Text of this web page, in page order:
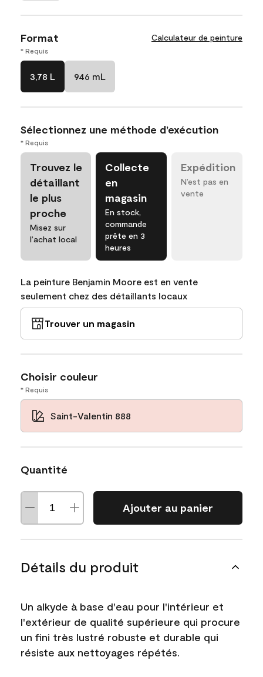
Format Calculateur de peinture
* Requis
3,78 L 946 mL
Sélectionnez une méthode d’exécution
* Requis
Trouvez le
détaillant
le plus
proche
Misez sur
l’achat local
Collecte
en
magasin
En stock,
commande
prête en 3
heures
Expédition
N’est pas en
vente
La peinture Benjamin Moore est en vente
seulement chez des détaillants locaux
Trouver un magasin
Choisir couleur
* Requis
Saint-Valentin 888
Quantité
Ajouter au panier
Détails du produit
Un alkyde à base d'eau pour l'intérieur et
l'extérieur de qualité supérieure qui procure
un fini très lustré robuste et durable qui
résiste aux nettoyages répétés.